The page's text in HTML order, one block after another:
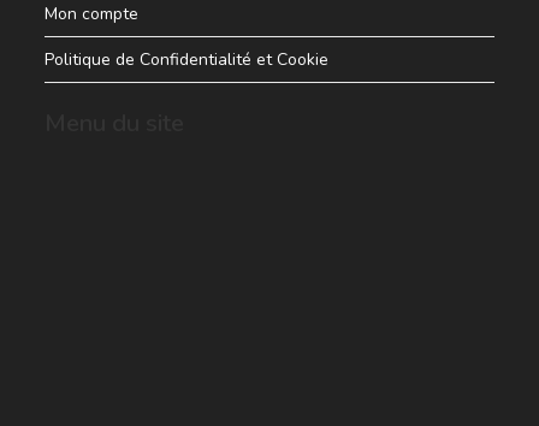
Mon compte
Politique de Confidentialité et Cookie